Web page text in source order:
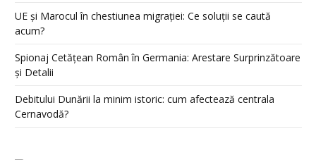
UE și Marocul în chestiunea migrației: Ce soluții se caută
acum?
Spionaj Cetățean Român în Germania: Arestare Surprinzătoare
și Detalii
Debitului Dunării la minim istoric: cum afectează centrala
Cernavodă?